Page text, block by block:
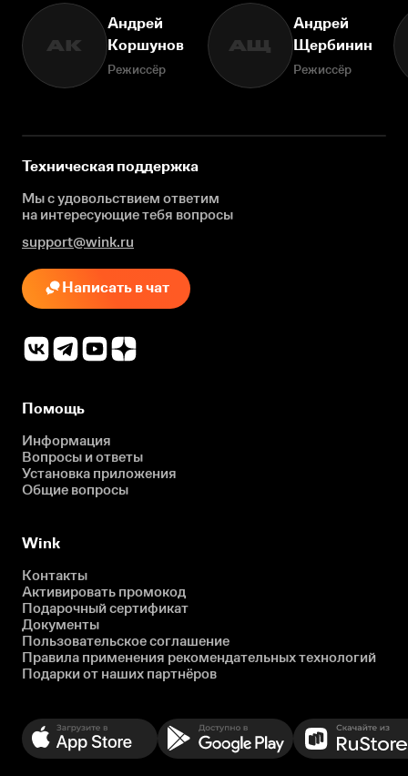
АК
Андрей
Коршунов
Режиссёр
АЩ
Андрей
Щербинин
Режиссёр
Техническая поддержка
Мы с удовольствием ответим
на интересующиетебя вопросы
support@wink.ru
Написать в чат
Помощь
Информация
Вопросы и ответы
Установка приложения
Общие вопросы
Wink
Контакты
Активировать промокод
Подарочный сертификат
Документы
Пользовательское соглашение
Правила применения рекомендательных технологий
Подарки от наших партнёров